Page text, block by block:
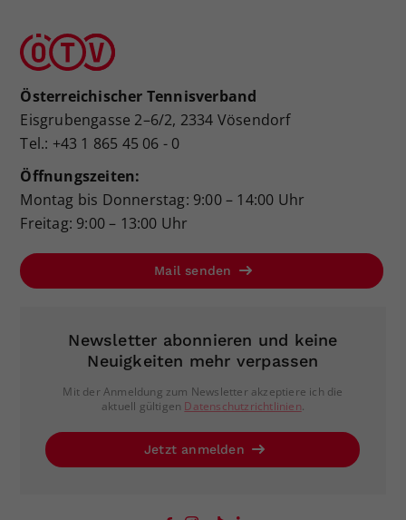
Österreichischer Tennisverband
Eisgrubengasse 2–6/2, 2334 Vösendorf
Tel.: +43 1 865 45 06 - 0
Öffnungszeiten:
Montag bis Donnerstag: 9:00 – 14:00 Uhr
Freitag: 9:00 – 13:00 Uhr
Mail senden
Newsletter abonnieren und keine
Neuigkeiten mehr verpassen
Mit der Anmeldung zum Newsletter akzeptiere ich die
aktuell gültigen Datenschutzrichtlinien.
Jetzt anmelden